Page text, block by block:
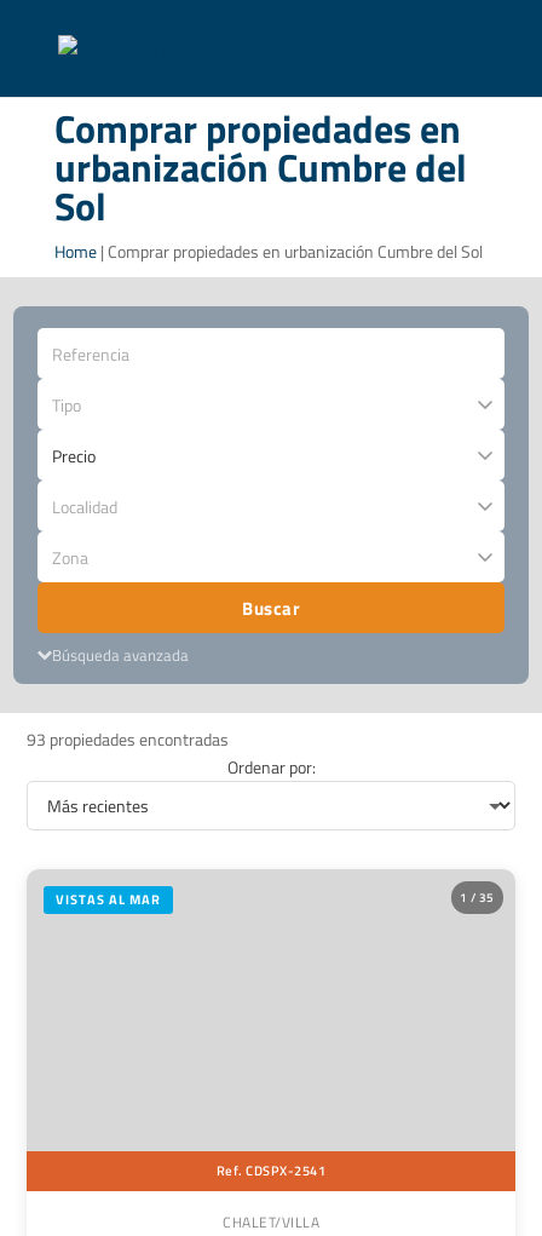
Comprar propiedades en
urbanización Cumbre del
Sol
Home|Comprar propiedades en urbanización Cumbre del Sol
Tipo
Localidad
Zona
Buscar
Búsqueda avanzada
93 propiedades encontradas
Ordenar por:
1 / 35
VISTAS AL MAR
Ref. CDSPX-2541
CHALET/VILLA